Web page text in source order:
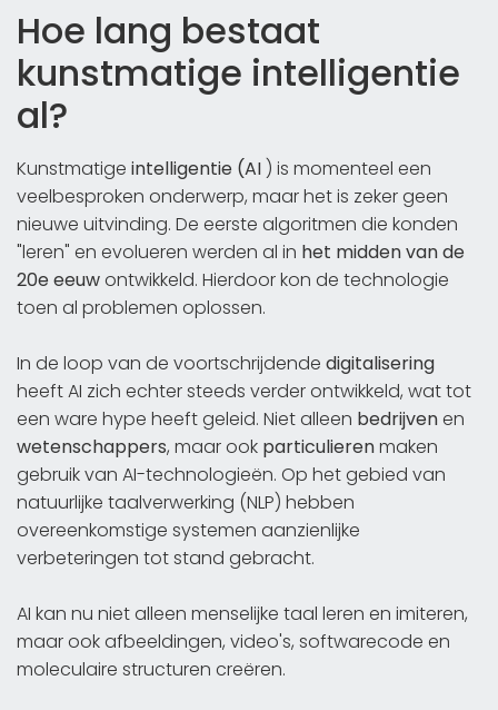
Hoe lang bestaat
kunstmatige intelligentie
al?
Kunstmatige intelligentie (AI ) is momenteel een
veelbesproken onderwerp, maar het is zeker geen
nieuwe uitvinding. De eerste algoritmen die konden
"leren" en evolueren werden al in het midden van de
20e eeuwontwikkeld. Hierdoor kon de technologie
toen al problemen oplossen.
In de loop van de voortschrijdende digitalisering
heeft AI zich echter steeds verder ontwikkeld, wat tot
een ware hype heeft geleid. Niet alleen bedrijvenen
wetenschappers, maar ook particulierenmaken
gebruik van AI-technologieën. Op het gebied van
natuurlijke taalverwerking (NLP) hebben
overeenkomstige systemen aanzienlijke
verbeteringen tot stand gebracht.
AI kan nu niet alleen menselijke taal leren en imiteren,
maar ook afbeeldingen, video's, softwarecode en
moleculaire structuren creëren.